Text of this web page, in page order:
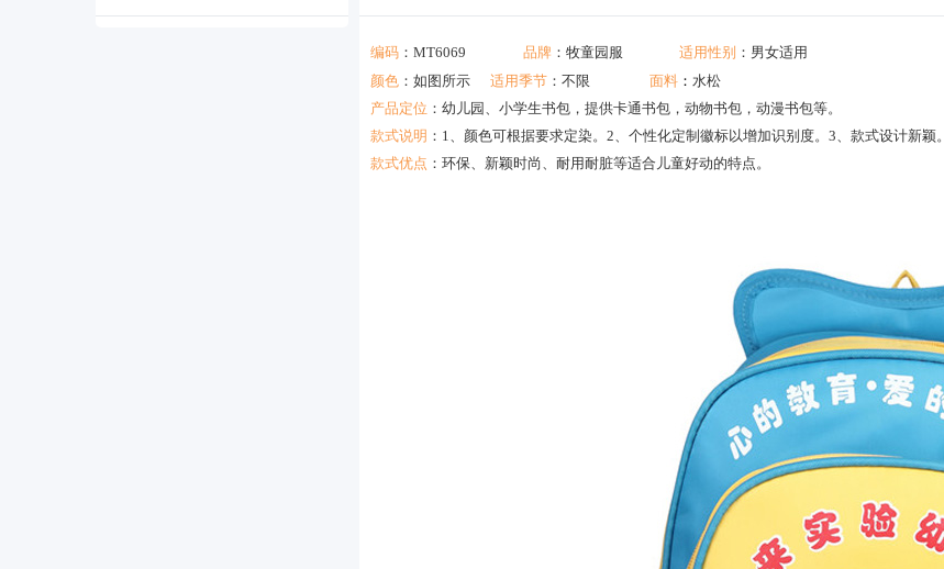
编码 ：MT6069 品牌 ： 牧童园服 适用性别 ：男女适用
颜色 ：如图所示 适用季节 ：不限 面料 ： 水松
产品定位 ： 幼儿园、小学生书包，提供卡通书包，动物书包，动漫书包等。
款式说明 ： 1、颜色可根据要求定染。2、个性化定制徽标以增加识别度。3、款式设计新颖。
款式优点 ： 环保、新颖时尚、耐用耐脏等适合儿童好动的特点。